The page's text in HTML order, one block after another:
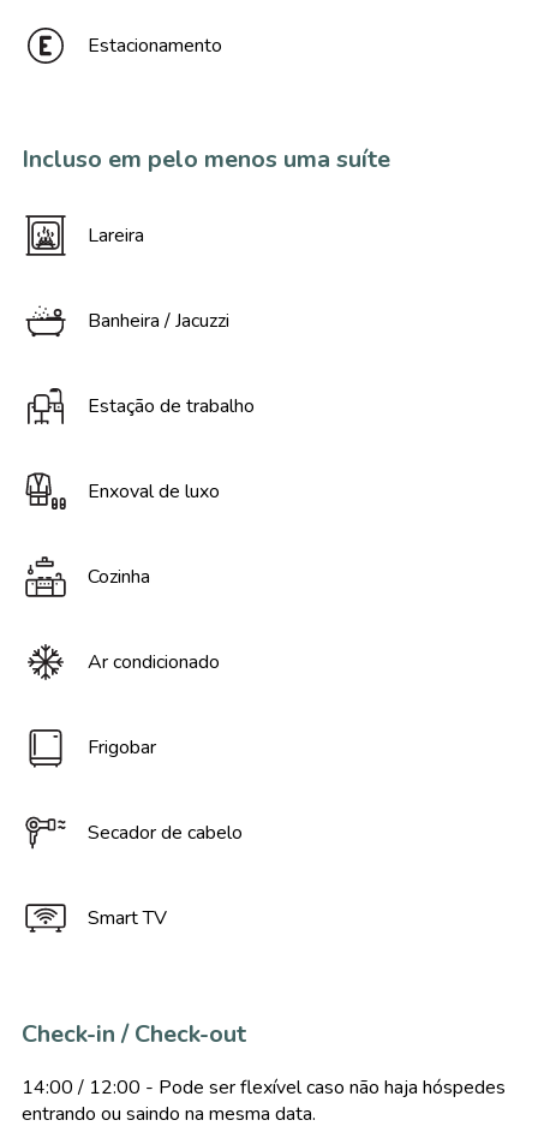
Estacionamento
Incluso em pelo menos uma suíte
Lareira
Banheira / Jacuzzi
Estação de trabalho
Enxoval de luxo
Cozinha
Ar condicionado
Frigobar
Secador de cabelo
Smart TV
Check-in / Check-out
14:00 / 12:00 - Pode ser flexível caso não haja hóspedes
entrando ou saindo na mesma data.